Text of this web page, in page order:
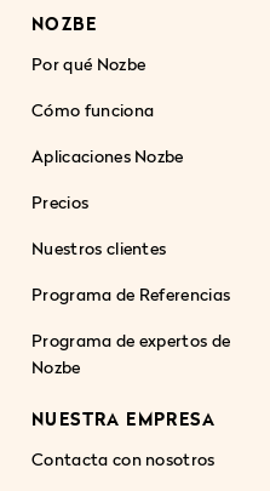
NOZBE
Por qué Nozbe
Cómo funciona
Aplicaciones Nozbe
Precios
Nuestros clientes
Programa de Referencias
Programa de expertos de
Nozbe
NUESTRA EMPRESA
Contacta con nosotros